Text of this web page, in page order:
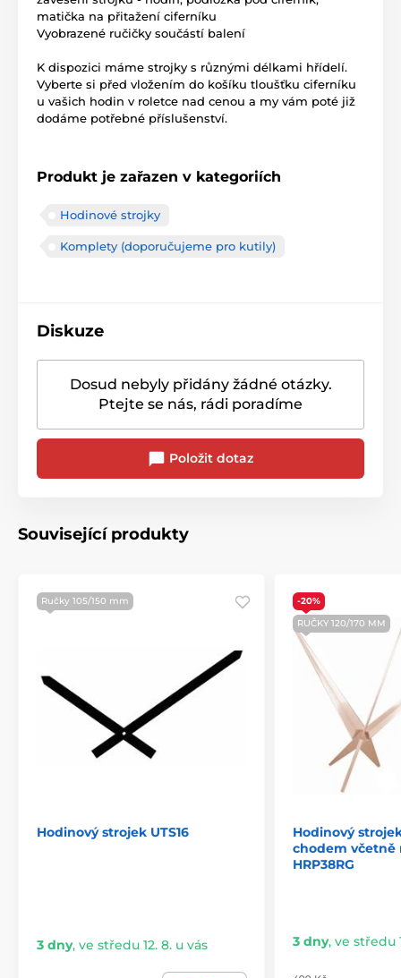
matička na přitažení ciferníku
Vyobrazené ručičky součástí balení
K dispozici máme strojky s různými délkami hřídelí.
Vyberte si před vložením do košíku tloušťku ciferníku
u vašich hodin v roletce nad cenou a my vám poté již
dodáme potřebné příslušenství.
Produkt je zařazen v kategoriích
Hodinové strojky
Komplety (doporučujeme pro kutily)
Diskuze
Dosud nebyly přidány žádné otázky.
Ptejte se nás, rádi poradíme
Položit dotaz
Související produkty
Ručky 105/150 mm
Hodinový strojek UTS16
3 dny, ve středu 12. 8. u vás
-20%
RUČKY 120/170 MM
Hodinový
chodem včetně
HRP38RG
3 dny, ve středu